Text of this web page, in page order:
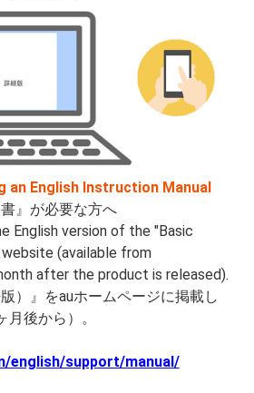
an English Instruction Manual
』が必要な方へ
English version of the "Basic
(available from
after the product is released).
）』をauホームページに掲載し
後から）。
english/support/manual/